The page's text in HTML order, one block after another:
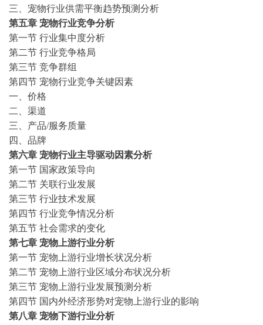
三、 宠物行业供需平衡趋势预测分析
第五章 宠物行业竞争分析
第一节 行业集中度分析
第二节 行业竞争格局
第三节 竞争群组
第四节 宠物行业竞争关键因素
一、 价格
二、 渠道
三、 产品/服务质量
四 、 品牌
第六章 宠物行业主导驱动因素分析
第一节 国家政策导向
第二节 关联行业发展
第三节 行业技术发展
第四节 行业竞争情况分析
第五节 社会需求的变化
第七章 宠物上游行业分析
第一节 宠物上游行业增长状况分析
第二节 宠物上游行业区域分布状况分析
第三节 宠物上游行业发展预测分析
第四节 国内外经济形势对宠物上游行业的影响
第八章 宠物下游行业分析